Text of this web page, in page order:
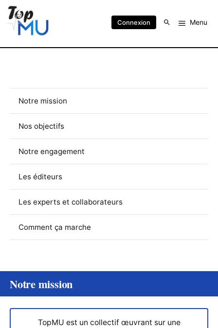
Connexion Menu
Notre mission
Nos objectifs
Notre engagement
Les éditeurs
Les experts et collaborateurs
Comment ça marche
Notre mission
TopMU est un collectif œuvrant sur une